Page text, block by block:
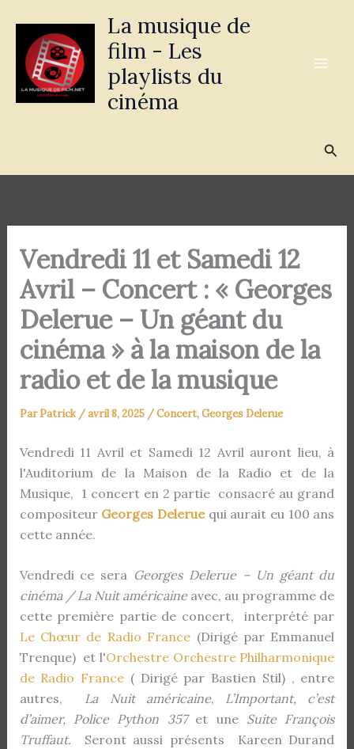
contenu
La musique de
film - Les
playlists du
cinéma
Vendredi 11 et Samedi 12
Avril – Concert : « Georges
Delerue – Un géant du
cinéma » à la maison de la
radio et de la musique
ParPatrick /avril 8, 2025 /Concert,Georges Delerue
Vendredi 11 Avril et Samedi 12 Avril auront lieu, à
l'Auditorium de la Maison de la Radio et de la
Musique, 1 concert en 2 partie consacré au grand
compositeur Georges Delerue qui aurait eu 100 ans
cette année.
Vendredi ce sera Georges Delerue – Un géant du
cinéma / La Nuit américaineavec, au programme de
cette première partie de concert, interprété par
Le Chœur de Radio France (Dirigé par Emmanuel
Trenque) et l'Orchestre Orchestre Philharmonique
de Radio France ( Dirigé par Bastien Stil) , entre
autres, La Nuit américaine, L’Important, c’est
d’aimer, Police Python 357et une Suite François
Truffaut. Seront aussi présents Kareen Durand